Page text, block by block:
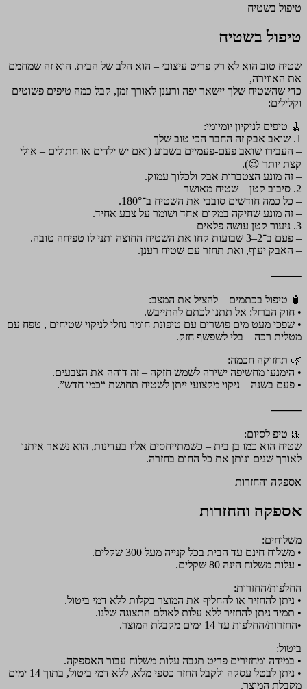
טיפול בשטיח
טיפול בשטיח
שטיח טוב הוא לא רק פריט עיצובי – הוא הלב של הבית. הוא זה שמחמם
את האווירה,
כדי שהשטיח שלך יישאר יפה ורענן לאורך זמן, קבל כמה טיפים פשוטים
וקלילים:
🧹 טיפים לניקיון יומיומי:
1. שואב אבק זה החבר הכי טוב שלך
– העבירו שואב פעם-פעמיים בשבוע (ואם יש ילדים או חתולים – אולי
קצת יותר 😉).
– זה מונע הצטברות אבק ולכלוך עמוק.
2. סיבוב קטן – שטיח מאושר
– כל כמה חודשים סובבי את השטיח ב־180°.
– זה מונע שחיקה במקום אחד ושומר על צבע אחיד.
3. ניעור קטן עושה פלאים
– פעם ב־2–3 שבועות קחו את השטיח החוצה ותני לו טפיחה טובה.
– האבק יעוף, ואת תחזר עם שטיח רענן.
⸻
🧴 טיפול בכתמים – להציל את המצב:
• חוק הברזל: אל תתנו לכתם להתייבש.
• שפכי מעט מים פושרים עם טיפונת חומר נוזלי לניקוי שטיחים , טפח עם
מטלית רכה – בלי לשפשף חזק.
🌿 תחזוקה חכמה:
• הימנעו מחשיפה ישירה לשמש חזקה – זה דוהה את הצבעים.
• פעם בשנה – ניקוי מקצועי ייתן לשטיח תחושת “כמו חדש”.
⸻
🎀 טיפ לסיום:
שטיח הוא כמו בן בית – כשמתייחסים אליו בעדינות, הוא נשאר איתנו
לאורך שנים ונותן את כל החום בחזרה.
אספקה והחזרות
אספקה והחזרות
משלוחים:
• משלוח חינם עד הבית בכל קנייה מעל 300 שקלים.
• עלות משלוח הינה 80 שקלים.
החלפות/החזרות:
• ניתן להחזיר או להחליף את המוצר בקלות ללא דמי ביטול.
• תמיד ניתן להחזיר ללא עלות לאולם התצוגה שלנו.
•החזרות/החלפות עד 14 ימים מקבלת המוצר.
ביטול:
• במידה ומחזירים פריט תגבה עלות משלוח עבור האספקה.
• ניתן לבטל עסקה ולקבל החזר כספי מלא, ללא דמי ביטול, בתוך 14 ימים
מקבלת המוצר.